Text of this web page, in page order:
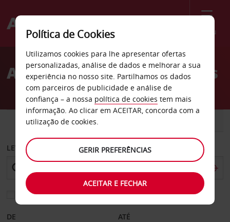
Menu
Welcome
AvisAluguer de carros Sandnes
CARRO
LEVANTAR EM
Escolher uma estação de devolução diferente
DE ATÉ
Política de Cookies
Utilizamos cookies para lhe apresentar ofertas
personalizadas, análise de dados e melhorar a sua
experiência no nosso site. Partilhamos os dados
com parceiros de publicidade e análise de
confiança – a nossa política de cookies tem mais
informação. Ao clicar em ACEITAR, concorda com a
utilização de cookies.
GERIR PREFERÊNCIAS
ACEITAR E FECHAR